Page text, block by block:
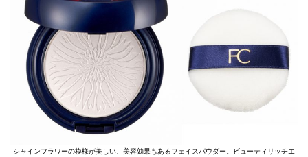
シャインフラワーの模様が美しい、美容効果もあるフェイスパウダー。ビューティリッチエ